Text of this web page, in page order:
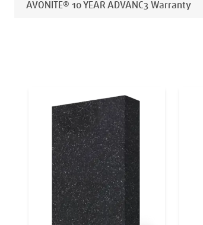
AVONITE® 10 YEAR ADVANC3 Warranty